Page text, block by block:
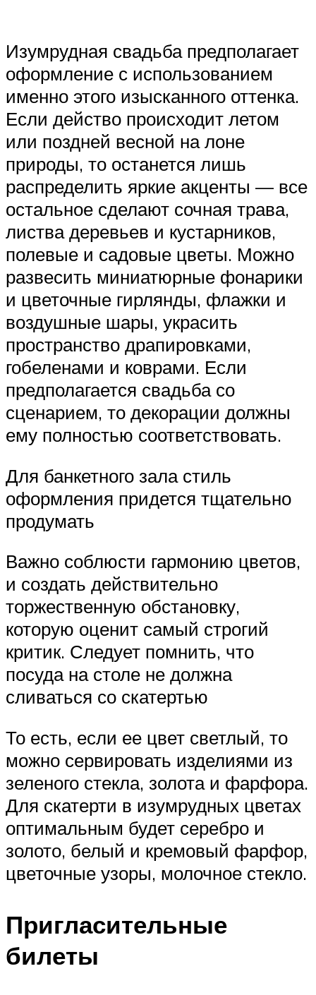
Изумрудная свадьба предполагает
оформление с использованием
именно этого изысканного оттенка.
Если действо происходит летом
или поздней весной на лоне
природы, то останется лишь
распределить яркие акценты — все
остальное сделают сочная трава,
листва деревьев и кустарников,
полевые и садовые цветы. Можно
развесить миниатюрные фонарики
и цветочные гирлянды, флажки и
воздушные шары, украсить
пространство драпировками,
гобеленами и коврами. Если
предполагается свадьба со
сценарием, то декорации должны
ему полностью соответствовать.
Для банкетного зала стиль
оформления придется тщательно
продумать
Важно соблюсти гармонию цветов,
и создать действительно
торжественную обстановку,
которую оценит самый строгий
критик. Следует помнить, что
посуда на столе не должна
сливаться со скатертью
То есть, если ее цвет светлый, то
можно сервировать изделиями из
зеленого стекла, золота и фарфора.
Для скатерти в изумрудных цветах
оптимальным будет серебро и
золото, белый и кремовый фарфор,
цветочные узоры, молочное стекло.
Пригласительные
билеты